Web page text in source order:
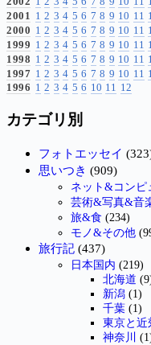
2001 1 2 3 4 5 6 7 8 9 10 11
2000 1 2 3 4 5 6 7 8 9 10 11
1999 1 2 3 4 5 6 7 8 9 10 11
1998 1 2 3 4 5 6 7 8 9 10 11
1997 1 2 3 4 5 6 7 8 9 10 11
1996 1 2 3 4 5 6 10 11 12
カテゴリ別
フォトエッセイ
思いつき (909)
ネット&コンピ
芸術&写真&音
旅&食 (234)
モノ&その他
旅行記 (437)
日本国内 (219)
北海道
新潟 (1)
千葉 (1)
東京と近
神奈川